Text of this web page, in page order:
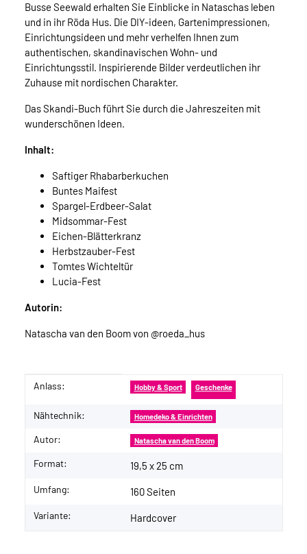
Busse Seewald erhalten Sie Einblicke in Nataschas leben
und in ihr Röda Hus. Die DIY-ideen, Gartenimpressionen,
Einrichtungsideen und mehr verhelfen Ihnen zum
authentischen, skandinavischen Wohn- und
Einrichtungsstil. Inspirierende Bilder verdeutlichen ihr
Zuhause mit nordischen Charakter.
Das Skandi-Buch führt Sie durch die Jahreszeiten mit
wunderschönen Ideen.
Inhalt:
Saftiger Rhabarberkuchen
Buntes Maifest
Spargel-Erdbeer-Salat
Midsommar-Fest
Eichen-Blätterkranz
Herbstzauber-Fest
Tomtes Wichteltür
Lucia-Fest
Autorin:
Natascha van den Boom von @roeda_hus
Produkteigenschaft
Wert
Anlass: Hobby & Sport Geschenke
Nähtechnik: Homedeko & Einrichten
Autor: Natascha van den Boom
Format: 19,5 x 25 cm
Umfang: 160 Seiten
Variante: Hardcover